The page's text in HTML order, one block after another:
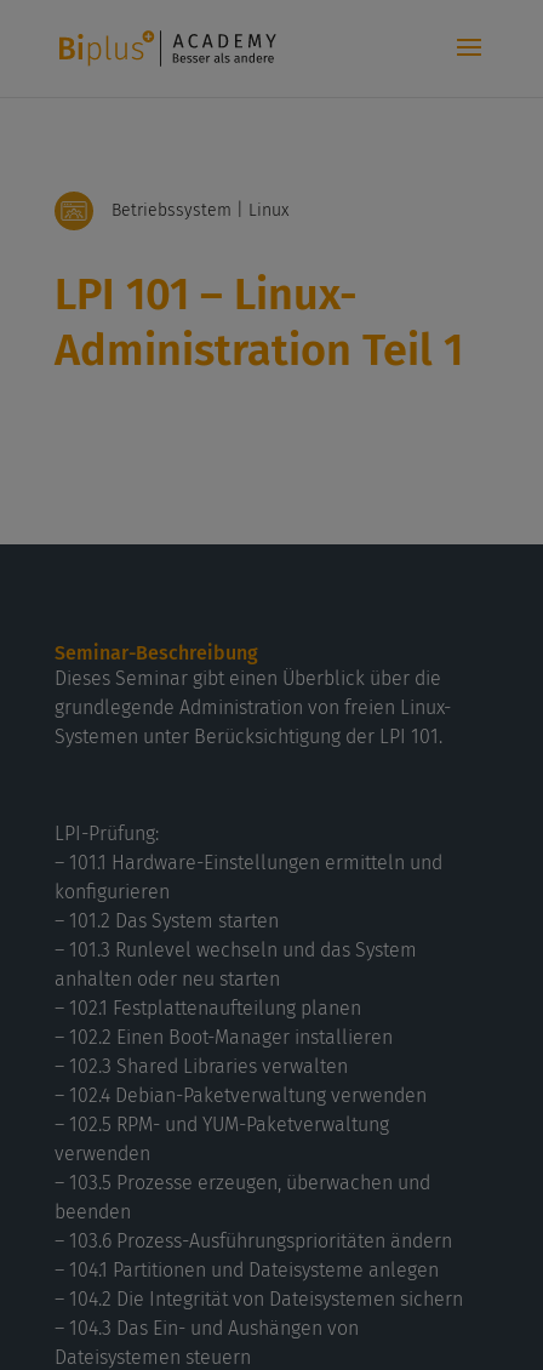
Betriebssystem | Linux
LPI 101 – Linux-
Administration Teil 1
Seminar-Beschreibung
Dieses Seminar gibt einen Überblick über die
grundlegende Administration von freien Linux-
Systemen unter Berücksichtigung der LPI 101.
LPI-Prüfung:
– 101.1 Hardware-Einstellungen ermitteln und
konfigurieren
– 101.2 Das System starten
– 101.3 Runlevel wechseln und das System
anhalten oder neu starten
– 102.1 Festplattenaufteilung planen
– 102.2 Einen Boot-Manager installieren
– 102.3 Shared Libraries verwalten
– 102.4 Debian-Paketverwaltung verwenden
– 102.5 RPM- und YUM-Paketverwaltung
verwenden
– 103.5 Prozesse erzeugen, überwachen und
beenden
– 103.6 Prozess-Ausführungsprioritäten ändern
– 104.1 Partitionen und Dateisysteme anlegen
– 104.2 Die Integrität von Dateisystemen sichern
– 104.3 Das Ein- und Aushängen von
Dateisystemen steuern